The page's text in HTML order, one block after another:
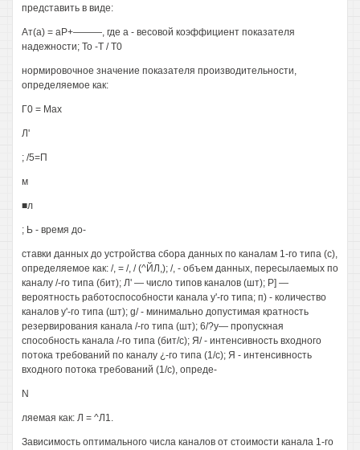
представить в виде:
Ат(а) = аР+———, где а - весовой коэффициент показателя
надежности; То -Т / Т0
нормировочное значение показателя производительности,
определяемое как:
Г0 = Мах
Л'
; /5=П
м
■л
; Ь - время до-
ставки данных до устройства сбора данных по каналам 1-го типа (с),
определяемое как: /, = /, / (^ЙЛ,); /, - объем данных, пересылаемых по
каналу /-го типа (бит); Л' — число типов каналов (шт); Р] —
вероятность работоспособности канала у'-го типа; п) - количество
каналов у'-го типа (шт); g/ - минимально допустимая кратность
резервирования канала /-го типа (шт); 6/?у— пропускная
способность канала /-го типа (бит/с); Я/ - интенсивность входного
потока требований по каналу ¿-го типа (1/с); Я - интенсивность
входного потока требований (1/с), опреде-
N
ляемая как: Л = ^Л1.
Зависимость оптимального числа каналов от стоимости канала 1-го